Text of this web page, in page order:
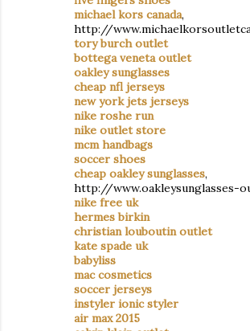
michael kors canada,
http://
tory burch outlet
bottega veneta outlet
oakley sunglasses
cheap nfl jerseys
new york jets jerseys
nike roshe run
nike outlet store
mcm handbags
soccer shoes
cheap oakley sunglasses,
http://www.oakleysunglasses-
nike free uk
hermes birkin
christian louboutin outlet
kate spade uk
babyliss
mac cosmetics
soccer jerseys
instyler ionic styler
air max 2015